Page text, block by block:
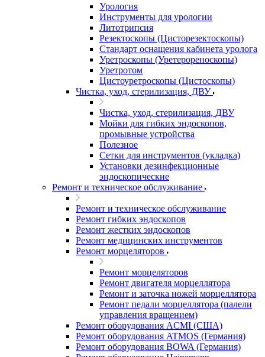
Урология
Инструменты для урологии
Литотрипсия
Резектоскопы (Цисторезектоскопы)
Стандарт оснащения кабинета уролога
Уретроскопы (Уретерореноскопы)
Уретротом
Цистоуретроскопы (Цистоскопы)
Чистка, уход, стерилизация, ДВУ
Чистка, уход, стерилизация, ДВУ
Мойки для гибких эндоскопов,
промывные устройства
Полезное
Сетки для инструментов (укладка)
Установки дезинфекционные
эндоскопические
Ремонт и техническое обслуживание
Ремонт и техническое обслуживание
Ремонт гибких эндоскопов
Ремонт жестких эндоскопов
Ремонт медицинских инструментов
Ремонт морцеляторов
Ремонт морцеляторов
Ремонт двигателя морцеллятора
Ремонт и заточка ножей морцеллятора
Ремонт педали морцеллятора (палели
управления вращением)
Ремонт оборудования ACMI (США)
Ремонт оборудования ATMOS (Германия)
Ремонт оборудования BOWA (Германия)